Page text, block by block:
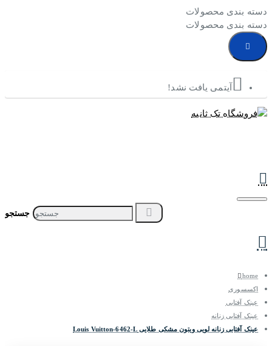
دسته بندی محصولات
دسته بندی محصولات
آیتمی یافت نشد!
home
اکسسوری
عینک آفتابی
عینک آفتابی زنانه
عینک آفتابی زنانه لویی ویتون مشکی طلایی Louis Vuitton-6462-L